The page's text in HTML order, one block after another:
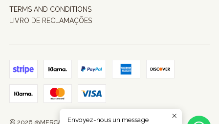
TERMS AND CONDITIONS
LIVRO DE RECLAMAÇÕES
2026 @MERCADORA172.Envoyez-nous un message